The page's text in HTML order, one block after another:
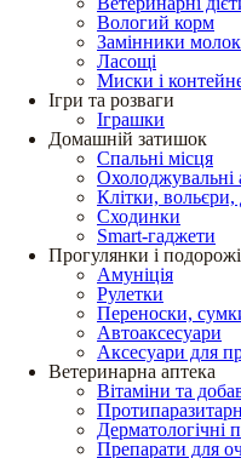
Вологий корм
Замінники
Ласощі
Миски і
Ігри та розваги
Іграшки
Домашній затишок
Спальні місця
Охолоджувальні
Клітки, вольєри,
Сходинки
Smart-гаджети
Прогулянки і подорожі
Амуніція
Рулетки
Переноски,
Автоаксесуари
Аксесуари для
Ветеринарна аптека
Вітаміни та
Дерматологічні
Препарати для